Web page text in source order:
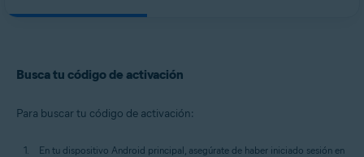
Busca tu código de activación
Para buscar tu código de activación:
En tu dispositivo Android principal, asegúrate de haber iniciado sesión en